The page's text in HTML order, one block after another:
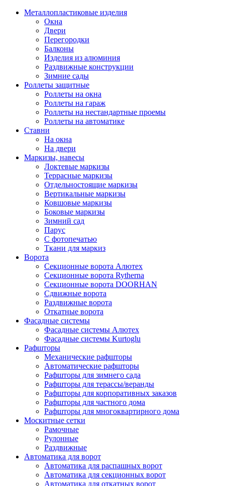
Металлопластиковые изделия
Окна
Двери
Перегородки
Балконы
Изделия из алюминия
Раздвижные конструкции
Зимние сады
Роллеты защитные
Роллеты на окна
Роллеты на гараж
Роллеты на нестандартные проемы
Роллеты на автоматике
Ставни
На окна
На двери
Маркизы, навесы
Локтевые маркизы
Террасные маркизы
Отдельностоящие маркизы
Вертикальные маркизы
Ковшовые маркизы
Боковые маркизы
Зимний сад
Парус
С фотопечатью
Ткани для маркиз
Ворота
Секционные ворота Алютех
Секционные ворота Rytherna
Секционные ворота DOORHAN
Сдвижные ворота
Раздвижные ворота
Откатные ворота
Фасадные системы
Фасадные системы Алютех
Фасадные системы Kurtoglu
Рафшторы
Механические рафшторы
Автоматические рафшторы
Рафшторы для зимнего сада
Рафшторы для терассы/веранды
Рафшторы для корпоративных заказов
Рафшторы для частного дома
Рафшторы для многоквартирного дома
Москитные сетки
Рамочные
Рулонные
Раздвижные
Автоматика для ворот
Автоматика для распашных ворот
Автоматика для секционных ворот
Автоматика для откатных ворот